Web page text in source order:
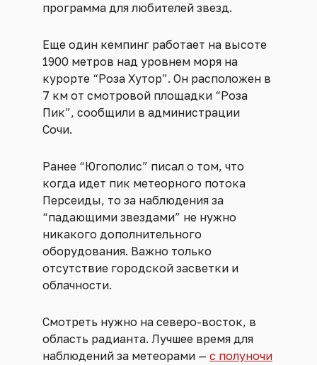
программа для любителей звезд.
Еще один кемпинг работает на высоте
1900 метров над уровнем моря на
курорте “Роза Хутор”. Он расположен в
7 км от смотровой площадки “Роза
Пик”, сообщили в администрации
Сочи.
Ранее “Югополис” писал о том, что
когда идет пик метеорного потока
Персеиды, то за наблюдения за
“падающими звездами” не нужно
никакого дополнительного
оборудования. Важно только
отсутствие городской засветки и
облачности.
Смотреть нужно на северо-восток, в
область радианта. Лучшее время для
наблюдений за метеорами — с полуночи